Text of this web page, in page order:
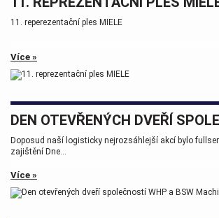
11. reperezentační ples MIELE
Více »
Doposud naší logisticky nejrozsáhlejší akcí bylo
zajištění Dne...
Více »